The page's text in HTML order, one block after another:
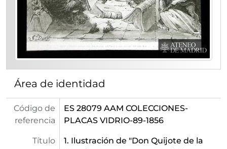
[Serie] 94 - Ribera
[Serie] 95 - Ribera, José
[Serie] 96 - Ribera, José de
[Serie] 97 - Rigaud, Hyacinthe
[Serie] 98 - Roberts, David
[Serie] 100 - Roelas, Juan de las
[Serie] 101 - Rollos y picotas en la provincia de Toledo
[Serie] 103 - Rubens, Peter Paul
[Serie] 104 - Sánchez Coello, Alonso
[Serie] 105 - Sánchez Gerona, José
Área de identidad
Código de
referencia
ES 28079 AAM COLECCIONES-
PLACAS VIDRIO-89-1856
Título
1. Ilustración de "Don Quijote de la